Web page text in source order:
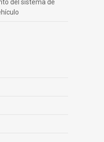
del sistema de